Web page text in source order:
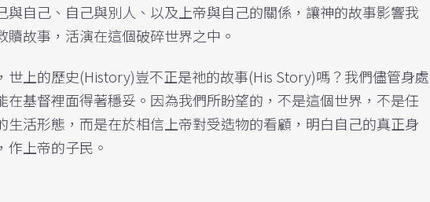
與自己、自己與別人、以及上帝與自己的關係，讓神的故事影響我
故事，活演在這個破碎世界之中。
世上的歷史(History)豈不正是祂的故事(His Story)嗎？我們儘管身處
在基督裡面得著穩妥。因為我們所盼望的，不是這個世界，不是任
生活形態，而是在於相信上帝對受造物的看顧，明白自己的真正身
上帝的子民。